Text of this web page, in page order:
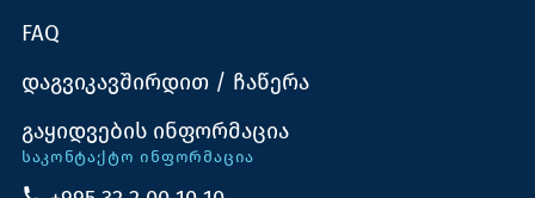
FAQ
დაგვიკავშირდით / ჩაწერა
გაყიდვების ინფორმაცია
ᲡᲐᲙᲝᲜᲢᲐᲥᲢᲝ ᲘᲜᲤᲝᲠᲛᲐᲪᲘᲐ